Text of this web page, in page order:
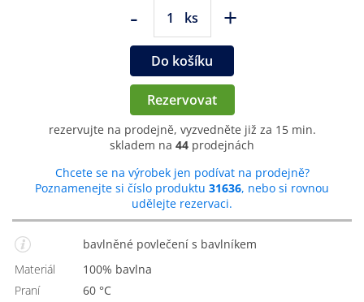
- ks +
Do košíku
Rezervovat
rezervujte na prodejně, vyzvedněte již za 15 min.
skladem na 44 prodejnách
Chcete se na výrobek jen podívat na prodejně?
Poznamenejte si číslo produktu 31636, nebo si rovnou
udělejte rezervaci.
bavlněné povlečení s bavlníkem
Materiál
100% bavlna
Praní
60 °C